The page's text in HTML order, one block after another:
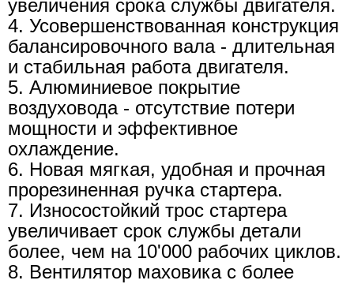
увеличения срока службы двигателя.
4. Усовершенствованная конструкция
балансировочного вала - длительная
и стабильная работа двигателя.
5. Алюминиевое покрытие
воздуховода - отсутствие потери
мощности и эффективное
охлаждение.
6. Новая мягкая, удобная и прочная
прорезиненная ручка стартера.
7. Износостойкий трос стартера
увеличивает срок службы детали
более, чем на 10'000 рабочих циклов.
8. Вентилятор маховика с более